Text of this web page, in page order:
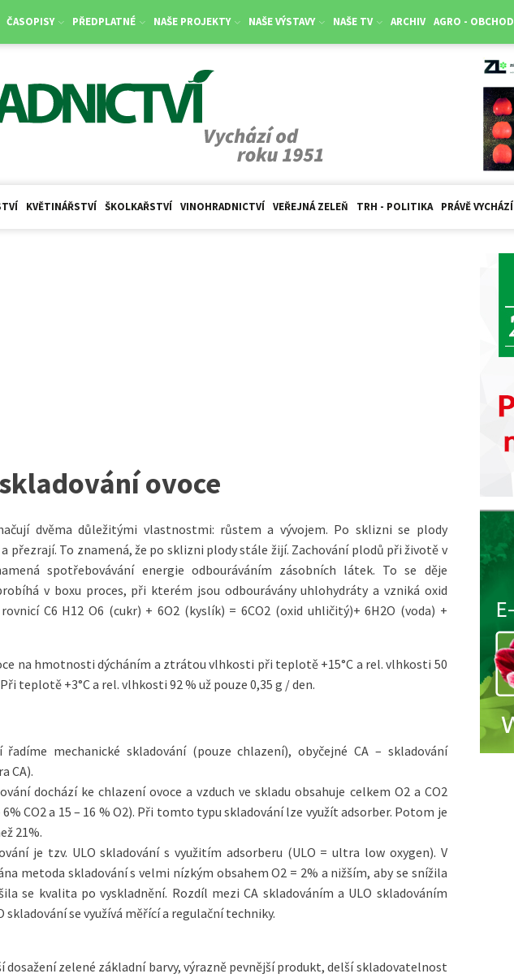
ČASOPISY PŘEDPLATNÉ NAŠE PROJEKTY NAŠE VÝSTAVY NAŠE TV ARCHIV AGRO - OBCHOD
KVĚTINÁŘSTVÍ ŠKOLKAŘSTVÍ VINOHRADNICTVÍ VEŘEJNÁ ZELEŇ TRH - POLITIKA PRÁVĚ VYCHÁZÍ
ovoce
dvěma důležitými vlastnostmi: růstem a vývojem. Po sklizni se plody
a přezrají. To znamená, že po sklizni plody stále žijí. Zachování plodů při životě v
spotřebovávání energie odbouráváním zásobních látek. To se děje
v boxu proces, při kterém jsou odbourávány uhlohydráty a vzniká oxid
C6 H12 O6 (cukr) + 6O2 (kyslík) = 6CO2 (oxid uhličitý)+ 6H2O (voda) +
na hmotnosti dýcháním a ztrátou vlhkosti při teplotě +15°C a rel. vlhkosti 50
teplotě +3°C a rel. vlhkosti 92 % už pouze 0,35 g / den.
mechanické skladování (pouze chlazení), obyčejné CA – skladování
CA).
dochází ke chlazení ovoce a vzduch ve skladu obsahuje celkem O2 a CO2
CO2 a 15 – 16 % O2). Při tomto typu skladování lze využít adsorber. Potom je
21%.
je tzv. ULO skladování s využitím adsorberu (ULO = ultra low oxygen). V
metoda skladování s velmi nízkým obsahem O2 = 2% a nižším, aby se snížila
se kvalita po vyskladnění. Rozdíl mezi CA skladováním a ULO skladováním
skladování se využívá měřící a regulační techniky.
dosažení zelené základní barvy, výrazně pevnější produkt, delší skladovatelnost